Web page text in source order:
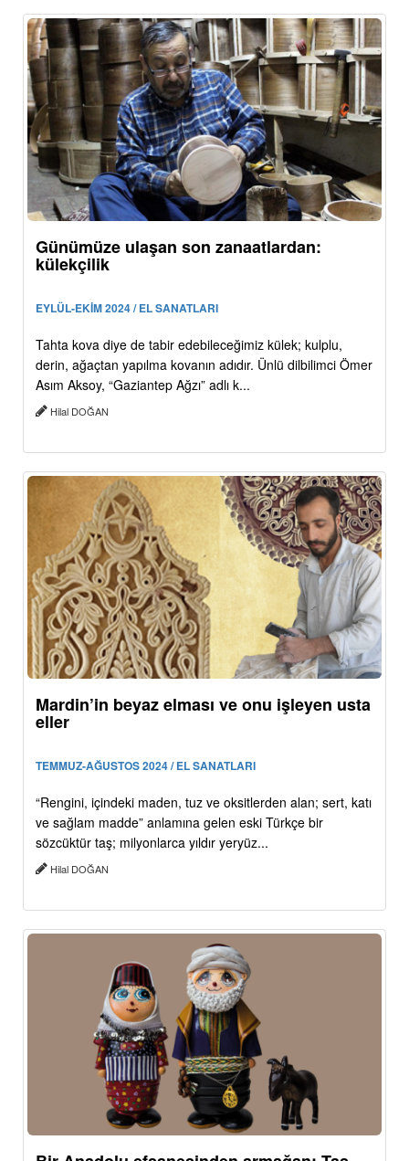
Günümüze ulaşan son zanaatlardan:
külekçilik
EYLÜL-EKİM 2024 / EL SANATLARI
Tahta kova diye de tabir edebileceğimiz külek; kulplu,
derin, ağaçtan yapılma kovanın adıdır. Ünlü dilbilimci Ömer
Asım Aksoy, “Gaziantep Ağzı” adlı k...
Hilal DOĞAN
Mardin’in beyaz elması ve onu işleyen usta
eller
TEMMUZ-AĞUSTOS 2024 / EL SANATLARI
“Rengini, içindeki maden, tuz ve oksitlerden alan; sert, katı
ve sağlam madde” anlamına gelen eski Türkçe bir
sözcüktür taş; milyonlarca yıldır yeryüz...
Hilal DOĞAN